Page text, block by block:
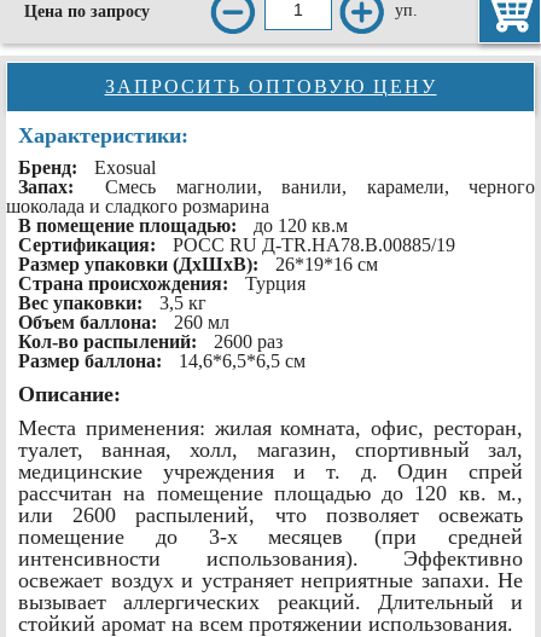
Цена по запросу уп.
ЗАПРОСИТЬ ОПТОВУЮ ЦЕНУ
Характеристики:
Бренд:
Exosual
Запах:
Смесь магнолии, ванили, карамели, черного
шоколада и сладкого розмарина
В помещение площадью:
до 120 кв.м
Сертификация:
РОСС RU Д-TR.HA78.B.00885/19
Размер упаковки (ДхШхВ):
26*19*16 см
Страна происхождения:
Турция
Вес упаковки:
3,5 кг
Объем баллона:
260 мл
Кол-во распылений:
2600 раз
Размер баллона:
14,6*6,5*6,5 см
Описание:
Места применения: жилая комната, офис, ресторан,
туалет, ванная, холл, магазин, спортивный зал,
медицинские учреждения и т. д. Один спрей
рассчитан на помещение площадью до 120 кв. м.,
или 2600 распылений, что позволяет освежать
помещение до 3-х месяцев (при средней
интенсивности использования). Эффективно
освежает воздух и устраняет неприятные запахи. Не
вызывает аллергических реакций. Длительный и
стойкий аромат на всем протяжении использования.